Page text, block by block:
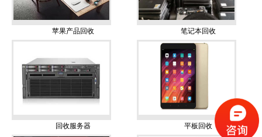
苹果产品回收 笔记本回收
回收服务器 平板回收